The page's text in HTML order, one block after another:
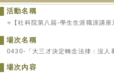
活動名稱
⭐️【社科院第八屆-學生生涯職涯講
場次名稱
0430-「大三才決定轉念法律：沒人
場次內容